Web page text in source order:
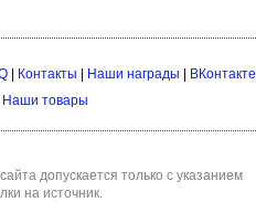
| Контакты Наши награды
ВКонтакте
Наши товары
допускается только с указанием
на источник.